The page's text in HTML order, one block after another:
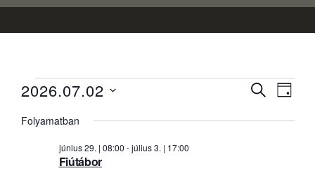
Események
for
2026.
KERESETT
KIFEJEZÉS
NAP
2026.07.02
kiválasztása.
Folyamatban
Fiútábor
június 29. | 08:00 -július 3. | 17:00